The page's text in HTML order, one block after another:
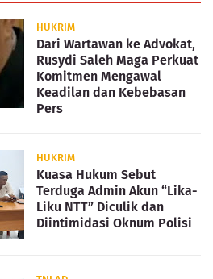
HUKRIM
Dari Wartawan ke Advokat,
Rusydi Saleh Maga Perkuat
Komitmen Mengawal
Keadilan dan Kebebasan
Pers
HUKRIM
Kuasa Hukum Sebut
Terduga Admin Akun “Lika-
Liku NTT” Diculik dan
Diintimidasi Oknum Polisi